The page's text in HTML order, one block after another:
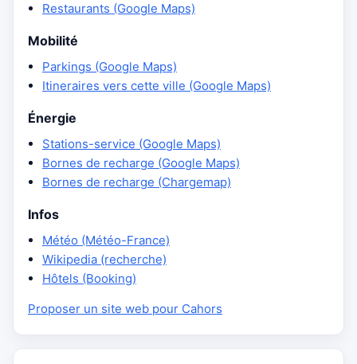
Restaurants (Google Maps)
Mobilité
Parkings (Google Maps)
Itineraires vers cette ville (Google Maps)
Énergie
Stations-service (Google Maps)
Bornes de recharge (Google Maps)
Bornes de recharge (Chargemap)
Infos
Météo (Météo-France)
Wikipedia (recherche)
Hôtels (Booking)
Proposer un site web pour Cahors